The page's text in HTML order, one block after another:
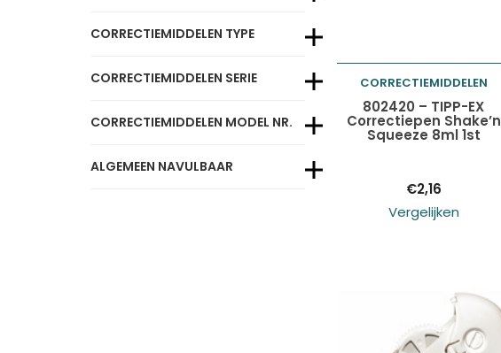
Toevoegen aan
winkelwagen
CORRECTIEMIDDELEN
802420 – TIPP-EX
Correctiepen Shake’n
Squeeze 8ml 1st
€2,16
Vergelijken
CORRECTIEMIDDELEN TYPE
CORRECTIEMIDDELEN SERIE
CORRECTIEMIDDELEN MODEL NR.
ALGEMEEN NAVULBAAR